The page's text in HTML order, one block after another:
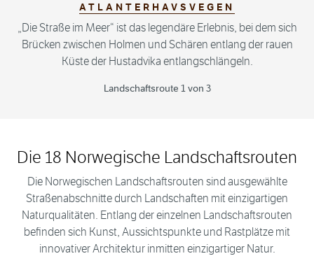
ATLANTERHAVSVEGEN
„Die Straße im Meer“ ist das legendäre Erlebnis, bei dem sich
Brücken zwischen Holmen und Schären entlang der rauen
Küste der Hustadvika entlangschlängeln.
Landschaftsroute 1 von 3
Die 18 Norwegische Landschaftsrouten
Die Norwegischen Landschaftsrouten sind ausgewählte
Straßenabschnitte durch Landschaften mit einzigartigen
Naturqualitäten. Entlang der einzelnen Landschaftsrouten
befinden sich Kunst, Aussichtspunkte und Rastplätze mit
innovativer Architektur inmitten einzigartiger Natur.